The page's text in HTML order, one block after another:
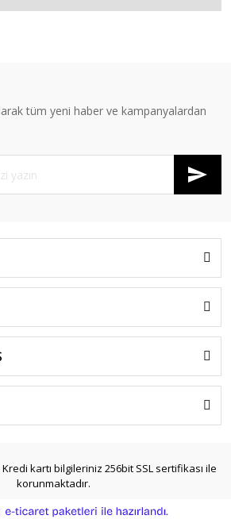
tüm yeni haber ve kampanyalardan
Kredi kartı bilgileriniz 256bit SSL sertifikası ile
korunmaktadır.
ideasoft e-